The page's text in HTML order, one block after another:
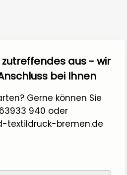
zutreffendes aus - wir
bei Ihnen
Gerne können Sie
940 oder
textildruck-bremen.de